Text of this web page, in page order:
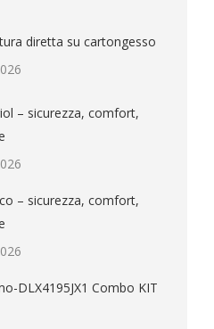
diretta su cartongesso
– sicurezza, comfort,
– sicurezza, comfort,
DLX4195JX1 Combo KIT